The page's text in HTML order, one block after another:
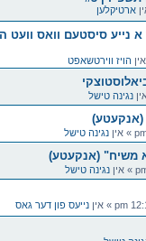
ארטיקלען
סיסטעם וואס וועט
הויז ווירטשאפט
נגינה טישל
(אנקעטע)
» אין נגינה טישל
משיח" (אנקעטע)
» אין נגינה טישל
» אין נייעס פון דער גאס